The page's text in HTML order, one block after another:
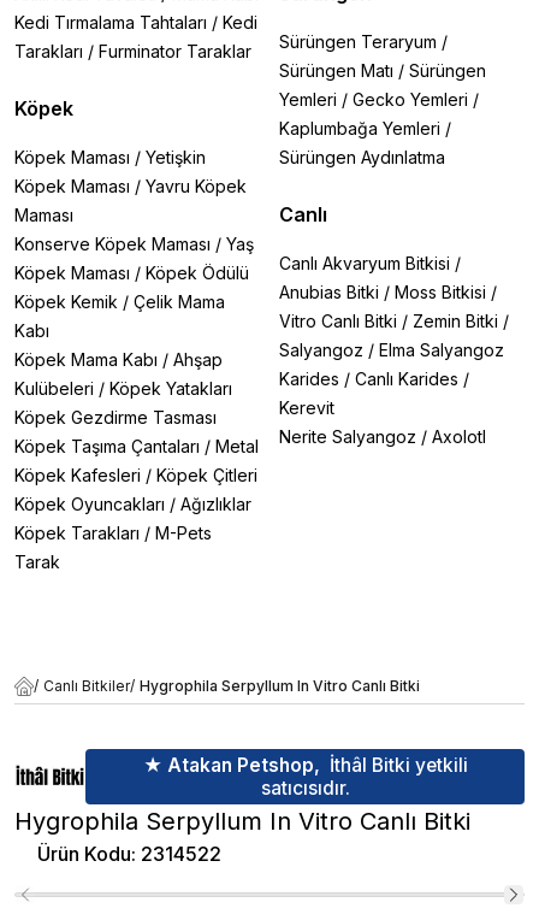
Kedi Tırmalama Tahtaları / Kedi
Tarakları / Furminator Taraklar
Köpek
Köpek Maması / Yetişkin
Köpek Maması / Yavru Köpek
Maması
Konserve Köpek Maması / Yaş
Köpek Maması / Köpek Ödülü
Köpek Kemik / Çelik Mama
Kabı
Köpek Mama Kabı / Ahşap
Kulübeleri / Köpek Yatakları
Köpek Gezdirme Tasması
Köpek Taşıma Çantaları / Metal
Köpek Kafesleri / Köpek Çitleri
Köpek Oyuncakları / Ağızlıklar
Köpek Tarakları / M-Pets
Tarak
Sürüngen Teraryum /
Sürüngen Matı / Sürüngen
Yemleri / Gecko Yemleri /
Kaplumbağa Yemleri /
Sürüngen Aydınlatma
Canlı
Canlı Akvaryum Bitkisi /
Anubias Bitki / Moss Bitkisi /
Vitro Canlı Bitki / Zemin Bitki /
Salyangoz / Elma Salyangoz
Karides / Canlı Karides /
Kerevit
Nerite Salyangoz / Axolotl
/ Canlı Bitkiler/ Hygrophila Serpyllum In Vitro Canlı Bitki
★ Atakan Petshop, İthâl Bitki yetkili
satıcısıdır.
Hygrophila Serpyllum In Vitro Canlı Bitki
Ürün Kodu: 2314522